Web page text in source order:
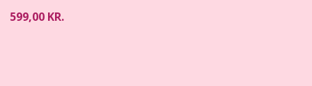
599,00 KR.